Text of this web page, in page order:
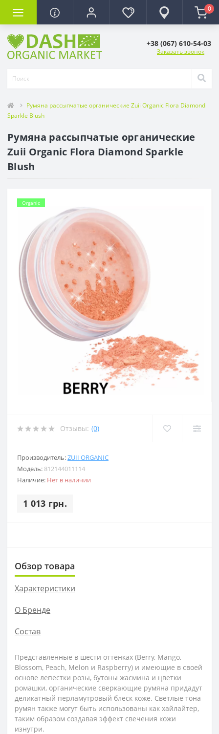
0
+38 (067) 610-54-03
Заказать звонок
Румяна рассыпчатые органические Zuii Organic Flora Diamond
Sparkle Blush
Румяна рассыпчатые органические
Zuii Organic Flora Diamond Sparkle
Blush
Organic
Отзывы: (0)
Производитель:ZUII ORGANIC
Модель: 812144011114
Наличие: Нет в наличии
1 013 грн.
Обзор товара
Характеристики
О Бренде
Состав
Представленные в шести оттенках (Berry, Mango,
Blossom, Peach, Melon и Raspberry) и имеющие в своей
основе лепестки розы, бутоны жасмина и цветки
ромашки, органические сверкающие румяна придадут
деликатный перламутровый блеск коже. Светлые тона
румян также могут быть использованы как хайлайтер,
таким образом создавая эффект свечения кожи
изнутри.